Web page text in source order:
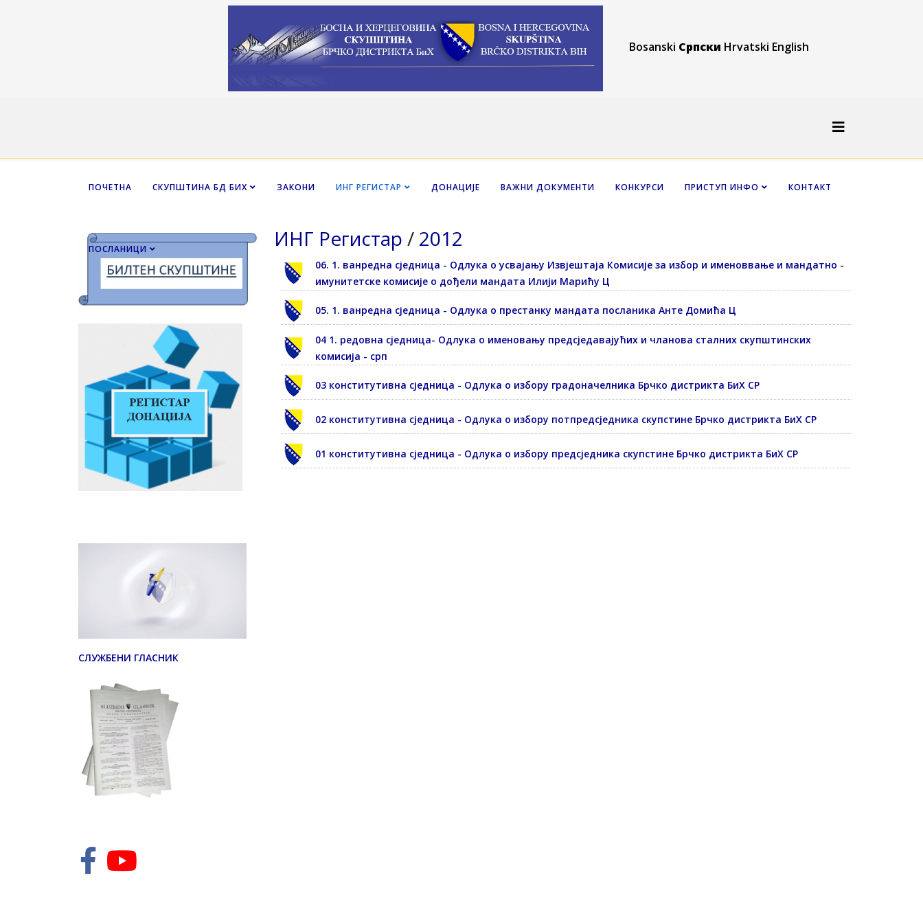
Bosanski Српски Hrvatski English
ПОЧЕТНА СКУПШТИНА БД БИХ ЗАКОНИ ИНГ РЕГИСТАР ДОНАЦИЈЕ ВАЖНИ ДОКУМЕНТИ КОНКУРСИ ПРИСТУП ИНФО КОНТАКТ
ПОСЛАНИЦИ
СЛУЖБЕНИ ГЛАСНИК
ИНГ Регистар / 2012
06. 1. ванредна сједница - Одлука о усвајању Извјештаја Комисије за избор и именоввање и мандатно -
имунитетске комисије о дођели мандата Илији Марићу Ц
05. 1. ванредна сједница - Одлука о престанку мандата посланика Анте Домића Ц
04 1. редовна сједница- Одлука о именовању предсједавајућих и чланова сталних скупштинских
комисија - срп
03 конститутивна сједница - Одлука о избору градоначелника Брчко дистрикта БиХ СР
02 конститутивна сједница - Одлука о избору потпредсједника скупстине Брчко дистрикта БиХ СР
01 конститутивна сједница - Одлука о избору предсједника скупстине Брчко дистрикта БиХ СР